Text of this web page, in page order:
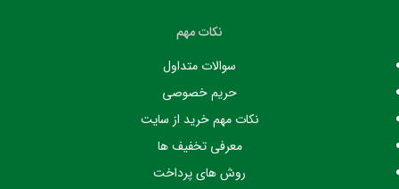
نکات مهم
سوالات متداول
حریم خصوصی
نکات مهم خرید از سایت
معرفی تخفیف ها
روش های پرداخت